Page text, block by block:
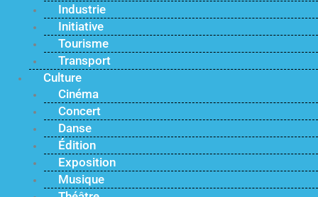
Industrie
Initiative
Tourisme
Transport
Culture
Cinéma
Concert
Danse
Édition
Exposition
Musique